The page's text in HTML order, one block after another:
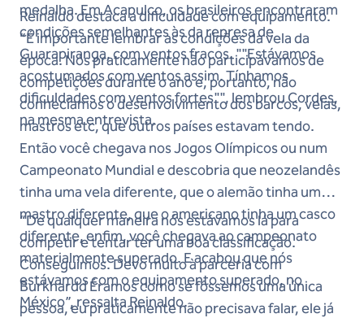
medalha. Em Acapulco, os brasileiros encontraram
condições semelhantes às da represa de
Guarapiranga, com ventos fracos. ""Estávamos
acostumados com ventos assim. Tínhamos
dificuldades com ventos fortes"", lembrou Cordes,
na mesma entrevista.
Reinaldo destaca a dificuldade com equipamento.
“É importante lembrar as condições da vela da
época. Nós praticamente não participávamos de
competições durante o ano e, portanto, não
conhecíamos o desenvolvimento dos barcos, velas,
mastros etc, que outros países estavam tendo.
Então você chegava nos Jogos Olímpicos ou num
Campeonato Mundial e descobria que neozelandês
tinha uma vela diferente, que o alemão tinha um
mastro diferente, que o americano tinha um casco
diferente, enfim, você chegava ao campeonato
materialmente superado. E acabou que nós
estávamos com o equipamento superado, no
México”, ressalta Reinaldo.
“De qualquer maneira nós estávamos lá para
competir e tentar ter uma boa classificação.
Conseguimos. Devo muito à parceria com
Burkhardd Éramos como se fôssemos uma única
pessoa, eu praticamente não precisava falar, ele já